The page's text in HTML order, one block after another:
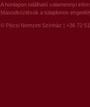
A honlapon található valamennyi
Másodközlésük a tulajdonos
© Pécsi Nemzeti Színház | +36 72